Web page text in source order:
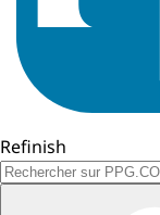
Refinish